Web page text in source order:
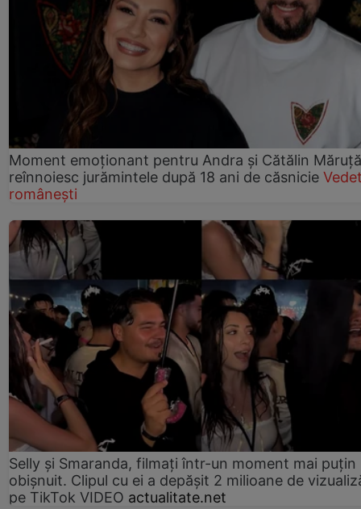
Moment emoționant pentru Andra și Cătălin
reînnoiesc jurămintele după 18 ani de căsnicie
românești
Selly și Smaranda, filmați într-un moment mai puțin
obișnuit. Clipul cu ei a depășit 2 milioane de
pe TikTok VIDEO actualitate.net